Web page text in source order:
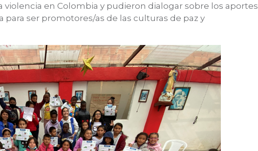
en Colombia y pudieron dialogar sobre los aportes
ser promotores/as de las culturas de paz y